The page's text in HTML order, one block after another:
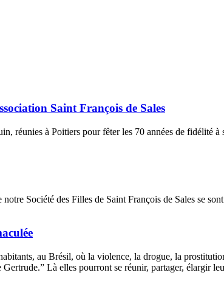
Saint François de Sales
réunies à Poitiers pour fêter les 70 années de fidélité
Société des Filles de Saint François de Sales se
au Brésil, où la violence, la drogue, la
Là elles pourront se réunir, partager, élargir